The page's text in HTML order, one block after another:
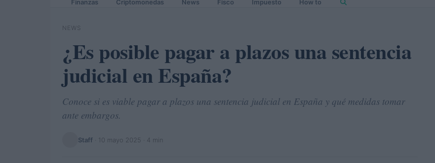
Finanzas Criptomonedas News Fisco Impuesto How to
NEWS
¿Es posible pagar a plazos una sentencia
judicial en España?
Conoce si es viable pagar a plazos una sentencia judicial en España y qué medidas tomar
ante embargos.
Staff 10 mayo 2025 · 4 min